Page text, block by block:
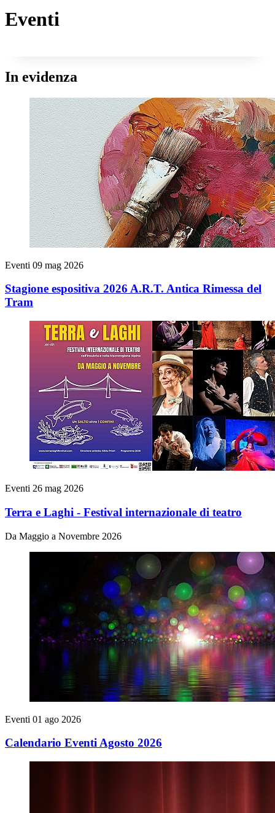
Eventi
In evidenza
Eventi 09 mag 2026
Stagione espositiva 2026 A.R.T. Antica Rimessa del
Tram
Eventi 26 mag 2026
Terra e Laghi - Festival internazionale di teatro
Da Maggio a Novembre 2026
Eventi 01 ago 2026
Calendario Eventi Agosto 2026